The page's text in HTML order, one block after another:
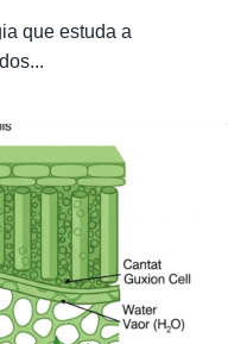
que estuda a